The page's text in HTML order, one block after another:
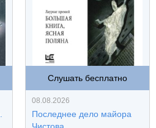
Слушать бесплатно
08.08.2026
Последнее дело майора